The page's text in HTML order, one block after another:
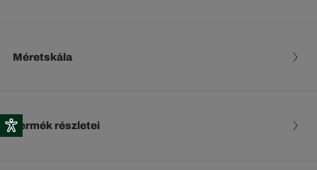
Méretskála
Termék részletei